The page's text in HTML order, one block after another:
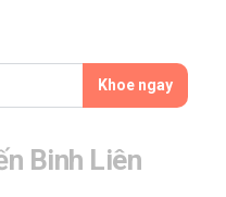
Khoe ngay
Binh Liên